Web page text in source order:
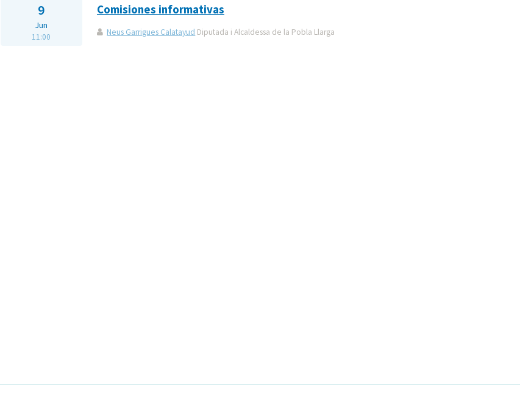
9
Jun
11:00
Comisiones informativas
Neus Garrigues Calatayud Diputada i Alcaldessa de la Pobla Llarga